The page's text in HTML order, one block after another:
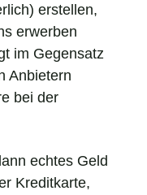
erstellen,
erwerben
im Gegensatz
Anbietern
bei der
echtes Geld
Kreditkarte,